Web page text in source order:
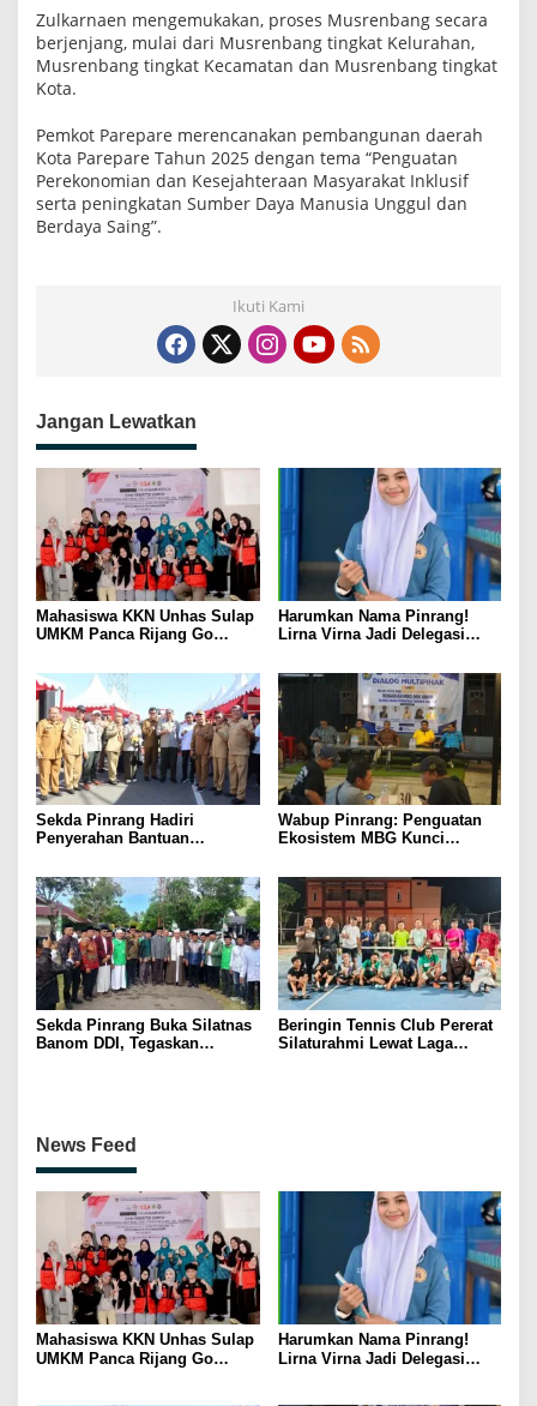
Zulkarnaen mengemukakan, proses Musrenbang secara
berjenjang, mulai dari Musrenbang tingkat Kelurahan,
Musrenbang tingkat Kecamatan dan Musrenbang tingkat
Kota.
Pemkot Parepare merencanakan pembangunan daerah
Kota Parepare Tahun 2025 dengan tema “Penguatan
Perekonomian dan Kesejahteraan Masyarakat Inklusif
serta peningkatan Sumber Daya Manusia Unggul dan
Berdaya Saing”.
Ikuti Kami
Jangan Lewatkan
Mahasiswa KKN Unhas Sulap
UMKM Panca Rijang Go
Antusias Ikuti Pelatihan
Harumkan Nama Pinrang!
Lirna Virna Jadi Delegasi
Indonesia 2026
Sekda Pinrang Hadiri
Penyerahan Bantuan
Dukung Swasembada Pangan
Wabup Pinrang: Penguatan
Ekosistem MBG Kunci
Kerakyatan
Sekda Pinrang Buka Silatnas
Banom DDI, Tegaskan
Beringin Tennis Club Pererat
Silaturahmi Lewat Laga
News Feed
Mahasiswa KKN Unhas Sulap
UMKM Panca Rijang Go
Harumkan Nama Pinrang!
Lirna Virna Jadi Delegasi